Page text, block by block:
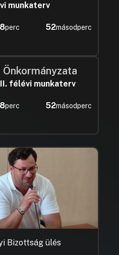
munkaterv
perc 52másodperc
Önkormányzata
félévi munkaterv
perc 52másodperc
Bizottság ülés